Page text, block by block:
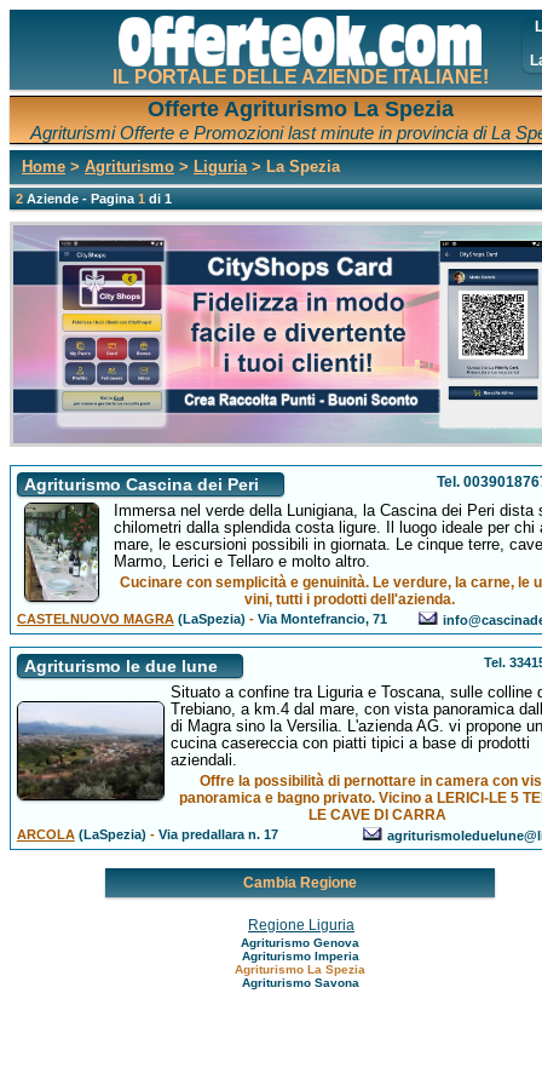
IL PORTALE DELLE AZIENDE ITALIANE!
Offerte Agriturismo La Spezia
Agriturismi Offerte e Promozioni last minute in provincia di La
Home > Agriturismo > Liguria> La Spezia
2Aziende - Pagina1di 1
Agriturismo Cascina dei Peri Tel.
Immersa nel verde della Lunigiana, la Cascina dei Peri dista
chilometri dalla splendida costa ligure. Il luogo ideale per chi
mare, le escursioni possibili in giornata. Le cinque terre,
Marmo, Lerici e Tellaro e molto altro.
Cucinare con semplicità e genuinità. Le verdure, la carne, le
vini, tutti i prodotti dell'azienda.
CASTELNUOVO MAGRA(LaSpezia) -Via Montefrancio, 71
Agriturismo le due lune Tel.
Situato a confine tra Liguria e Toscana, sulle colline
Trebiano, a km.4 dal mare, con vista panoramica
di Magra sino la Versilia. L'azienda AG. vi propone
cucina casereccia con piatti tipici a base di prodotti
aziendali.
Offre la possibilità di pernottare in camera con
panoramica e bagno privato. Vicino a LERICI-LE 5
LE CAVE DI CARRA
ARCOLA(LaSpezia) -Via predallara n. 17
Cambia Regione
Regione Liguria
Agriturismo Genova
Agriturismo Imperia
Agriturismo La Spezia
Agriturismo Savona